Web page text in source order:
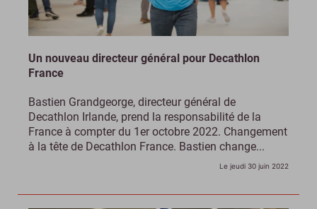
Un nouveau directeur général pour Decathlon
France
Bastien Grandgeorge, directeur général de
Decathlon Irlande, prend la responsabilité de la
France à compter du 1er octobre 2022. Changement
à la tête de Decathlon France. Bastien change...
Le jeudi 30 juin 2022